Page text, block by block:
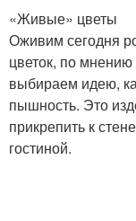
Поделки в
«Живые» цветы
Оживим сегодня
цветок, по
выбираем идею,
пышность. Это
прикрепить к
гостиной.